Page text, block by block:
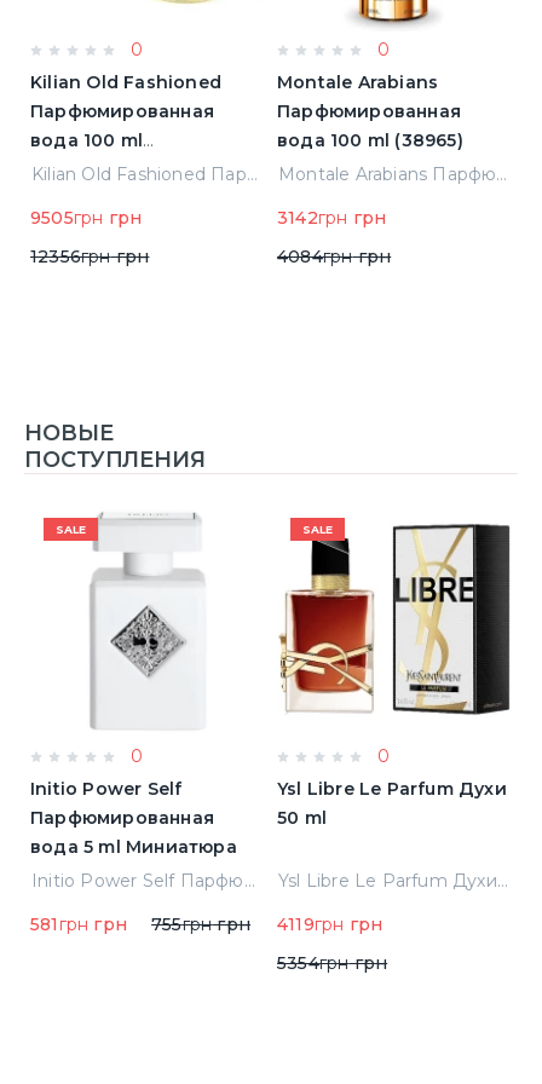
0
Kilian Old Fashioned
Парфюмированная
вода 100 ml
(3700550240723)
Kilian Old Fashioned Парфюмированная вода 100 ml (3700550240723)
9505грн грн
12356грнгрн
0
Montale Arabians
Парфюмированная
вода 100 ml (38965)
Montale Arabians Парфюмированная вода 100 ml (38965)
3142грн грн
4084грнгрн
НОВЫЕ
ПОСТУПЛЕНИЯ
SALE
0
Initio Power Self
Парфюмированная
вода 5 ml Миниатюра
Initio Power Self Парфюмированная вода 5 ml Миниатюра
581 грн грн 755грнгрн
SALE
0
Ysl Libre Le Parfum Духи
50 ml
Ysl Libre Le Parfum Духи 50 ml
4119грн грн
5354грнгрн